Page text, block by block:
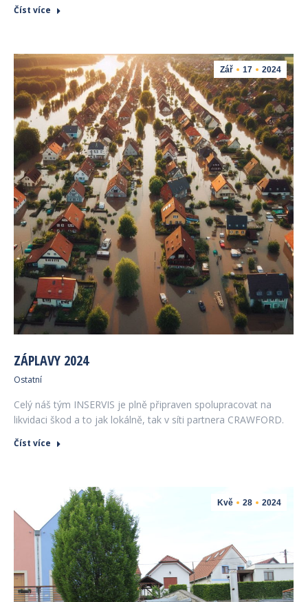
Číst více
Zář 17 2024
ZÁPLAVY 2024
Ostatní
Celý náš tým INSERVIS je plně připraven spolupracovat na
likvidaci škod a to jak lokálně, tak v síti partnera CRAWFORD.
Číst více
Kvě 28 2024